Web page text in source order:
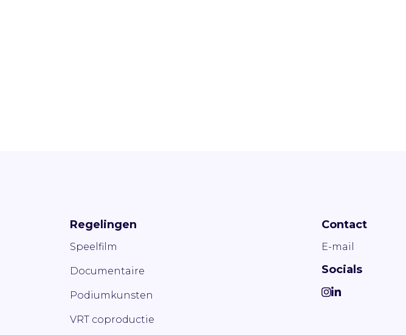
Regelingen
Speelfilm
Documentaire
Podiumkunsten
VRT coproductie
Contact
E-mail
Socials